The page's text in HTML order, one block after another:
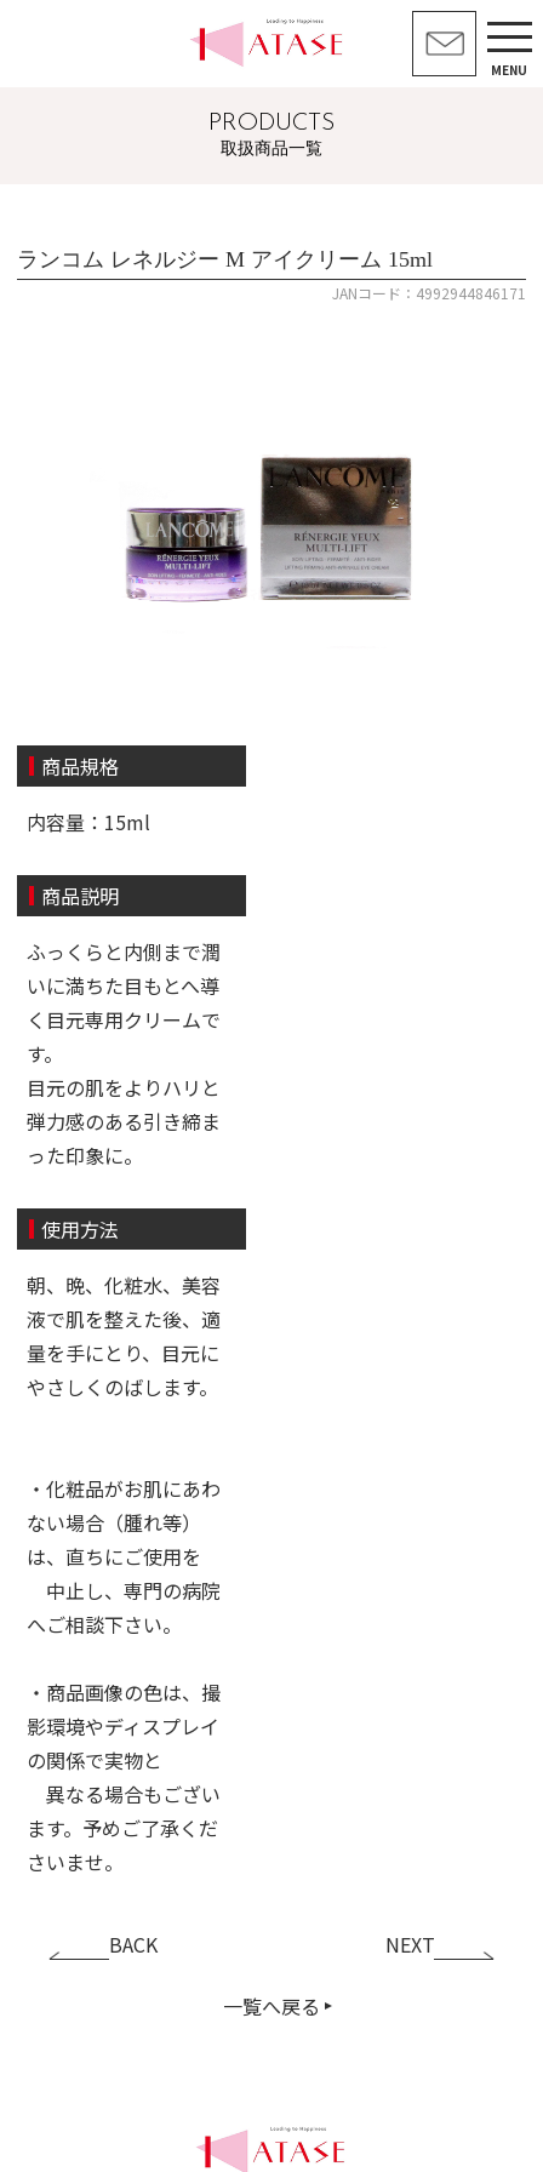
MENU
PRODUCTS
取扱商品一覧
ランコム レネルジー M アイクリーム 15ml
JANコード：4992944846171
商品規格
内容量：15ml
商品説明
ふっくらと内側まで潤
いに満ちた目もとへ導
く目元専用クリームで
す。
目元の肌をよりハリと
弾力感のある引き締ま
った印象に。
使用方法
朝、晩、化粧水、美容
液で肌を整えた後、適
量を手にとり、目元に
やさしくのばします。
・化粧品がお肌にあわ
ない場合（腫れ等）
は、直ちにご使用を
中止し、専門の病院
へご相談下さい。
・商品画像の色は、撮
影環境やディスプレイ
の関係で実物と
異なる場合もござい
ます。予めご了承くだ
さいませ。
BACK
一覧へ戻る
NEXT